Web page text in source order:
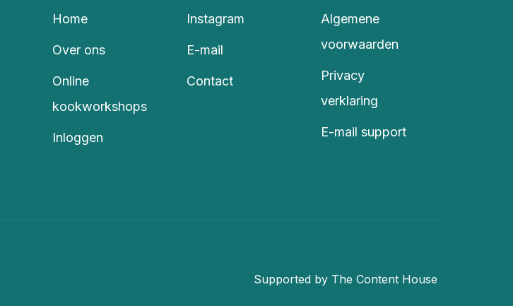
Home
Over ons
Online
kookworkshops
Inloggen
Instagram
E-mail
Contact
Algemene
voorwaarden
Privacy
verklaring
E-mail support
Supported by The Content House